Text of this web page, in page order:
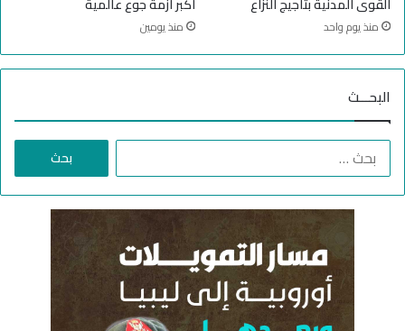
ن
القوى المدنية بتأجيج النزاع
منذ يوم واحد
أكبر أزمة جوع عالمية
منذ يومين
البحـــث
ا
ح